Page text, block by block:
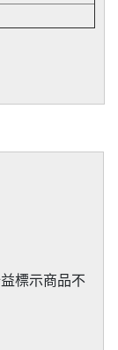
標示商品不